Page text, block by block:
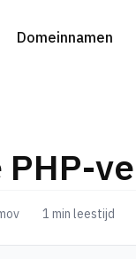
Domeinnamen
PHP-
1 min leestijd